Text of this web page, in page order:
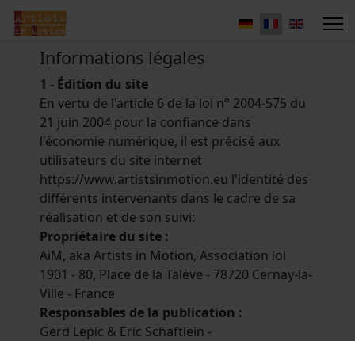
Informations légales
1 - Édition du site
En vertu de l'article 6 de la loi n° 2004-575 du
21 juin 2004 pour la confiance dans
l'économie numérique, il est précisé aux
utilisateurs du site internet
https://www.artistsinmotion.eu l'identité des
différents intervenants dans le cadre de sa
réalisation et de son suivi:
Propriétaire du site :
AiM, aka Artists in Motion, Association loi
1901 - 80, Place de la Talève - 78720 Cernay-la-
Ville - France
Responsables de la publication :
Gerd Lepic & Eric Schaftlein -